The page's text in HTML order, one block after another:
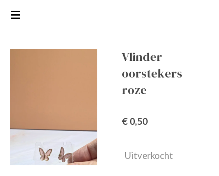
Ga
de
Vlinder
oorstekers
roze
€ 0,50
Uitverkocht